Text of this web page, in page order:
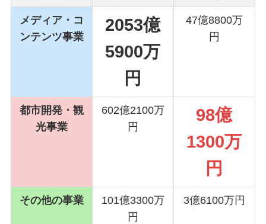
メディア・コ
ンテンツ事業
2053億
5900万
円
47億8800万
円
都市開発・観
光事業
602億2100万
円
98億
1300万
円
その他の事業
101億3300万
円
3億6100万円